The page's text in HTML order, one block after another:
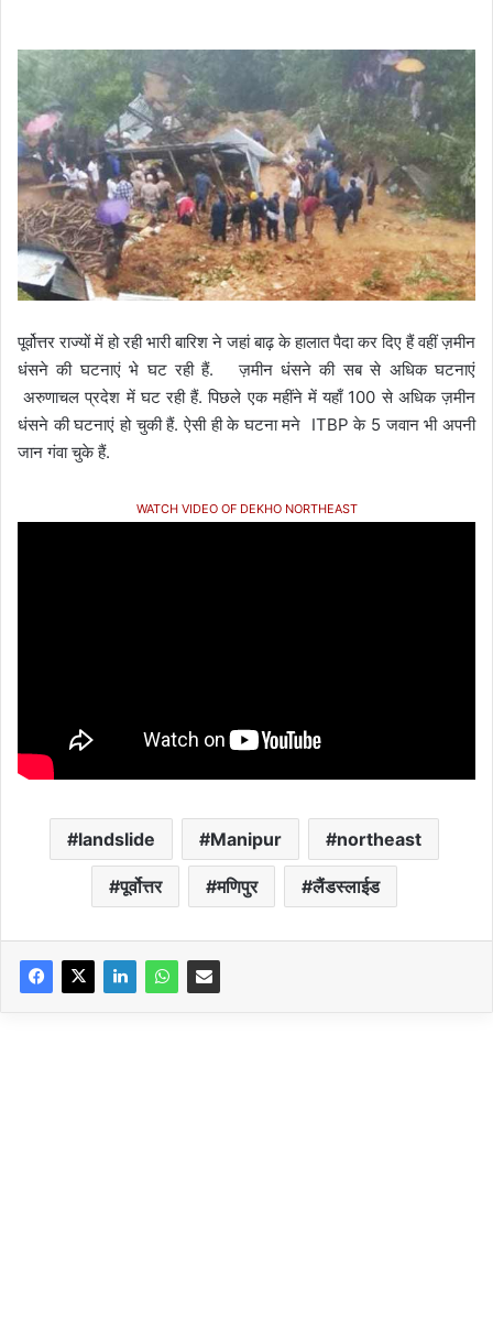
पूर्वोत्तर राज्यों में हो रही भारी बारिश ने जहां बाढ़ के हालात पैदा कर दिए हैं वहीं ज़मीन
धंसने की घटनाएं भे घट रही हैं. ज़मीन धंसने की सब से अधिक घटनाएं
अरुणाचल प्रदेश में घट रही हैं. पिछले एक महींने में यहाँ 100 से अधिक ज़मीन
धंसने की घटनाएं हो चुकी हैं. ऐसी ही के घटना मने ITBP के 5 जवान भी अपनी
जान गंवा चुके हैं.
WATCH VIDEO OF DEKHO NORTHEAST
landslide Manipur northeast
पूर्वोत्तर मणिपुर लैंडस्लाईड